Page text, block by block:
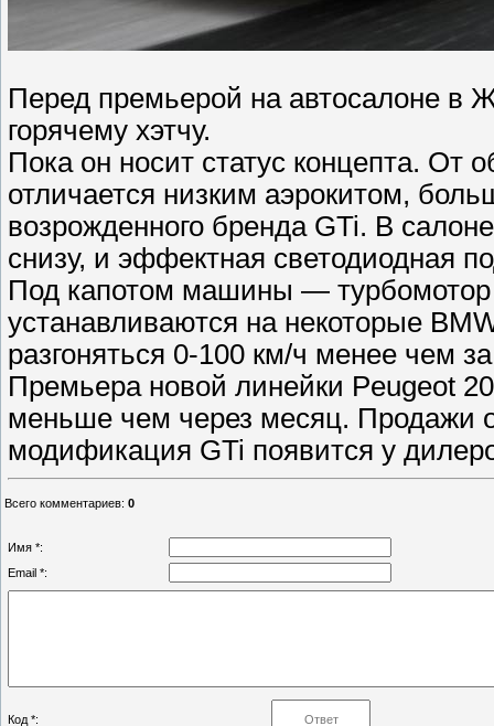
Перед премьерой на автосалоне в
горячему хэтчу.
Пока он носит статус концепта. От
отличается низким аэрокитом,
возрожденного бренда GTi. В
снизу, и эффектная светодиодная
Под капотом машины — турбомотор
устанавливаются на некоторые
разгоняться 0-100 км/ч менее чем
Премьера новой линейки Peugeot
меньше чем через месяц. Продажи
модификация GTi появится у
Всего комментариев: 0
Имя *:
Email *:
Код *: